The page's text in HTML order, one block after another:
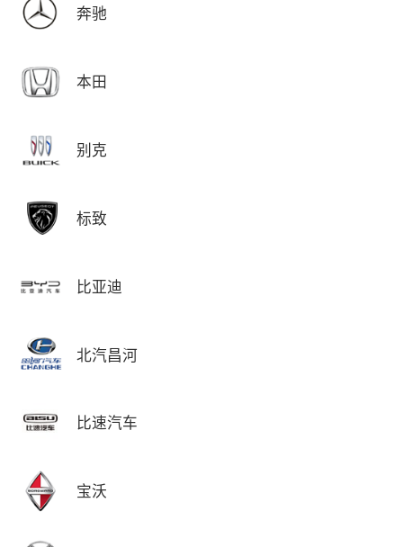
奔驰
本田
别克
标致
比亚迪
北汽昌河
比速汽车
宝沃